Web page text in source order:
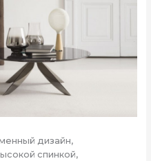
дизайн,
спинкой,